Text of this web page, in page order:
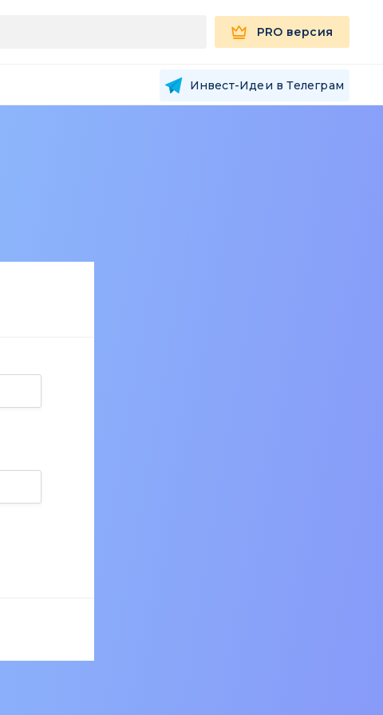
PRO версия
Инвест-Идеи в Телеграм